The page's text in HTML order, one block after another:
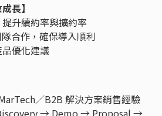
長】
升續約率與擴約率
合作，確保導入順利
品優化建議
／B2B 解決方案銷售經驗
→ Demo → Proposal →